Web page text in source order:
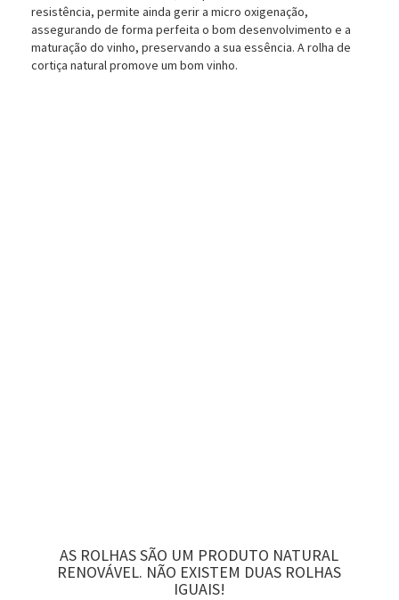
resistência, permite ainda gerir a micro oxigenação,
assegurando de forma perfeita o bom desenvolvimento e a
maturação do vinho, preservando a sua essência. A rolha de
cortiça natural promove um bom vinho.
AS ROLHAS SÃO UM PRODUTO NATURAL
RENOVÁVEL. NÃO EXISTEM DUAS ROLHAS
IGUAIS!